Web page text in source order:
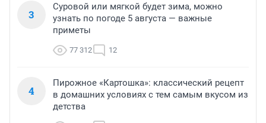
3
Суровой или мягкой будет зима, можно
узнать по погоде 5 августа — важные
приметы
77 312 12
4
Пирожное «Картошка»: классический рецепт
в домашних условиях с тем самым вкусом из
детства